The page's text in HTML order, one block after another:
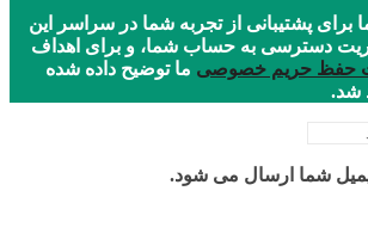
پشتیبانی از تجربه شما در سراسر این
دسترسی به حساب شما، و برای اهداف
حفظ حریم خصوصی ما توضیح داده شده
شد.
شما ارسال می شود.